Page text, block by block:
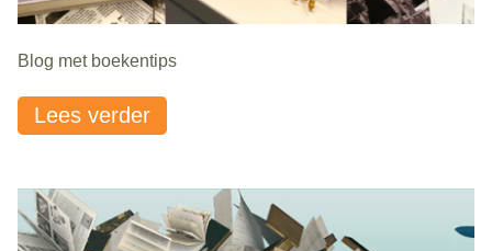
Blog met boekentips
Lees verder